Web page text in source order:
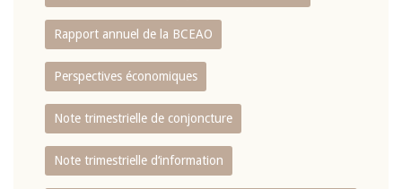
Rapport annuel de la BCEAO
Perspectives économiques
Note trimestrielle de conjoncture
Note trimestrielle d‘information